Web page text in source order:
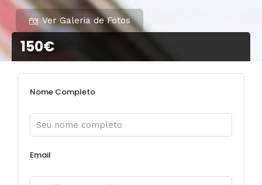
Ver Galeria de Fotos
150€
Nome Completo
Email